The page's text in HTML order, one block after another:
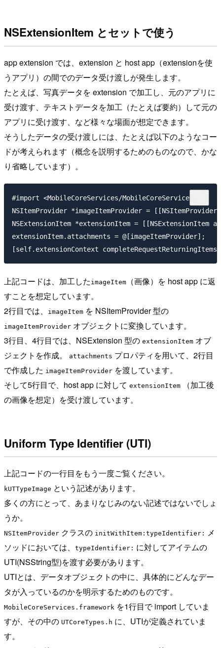
NSExtensionItem とセットで使う
app extension では、extension と host app（extensionを使
うアプリ）の間でのデータ受け渡しが発生します。
たとえば、写真データを extension で加工し、元のアプリに
受け渡す、テキストデータを加工（たとえば要約）して元の
アプリに受け渡す、など様々な場面が想定できます。
そうしたデータの受け渡しには、たとえば以下のようなコー
ドが考えられます（概念を説明するためのものなので、かな
り省略しています）。
#import <MobileCoreServices/MobileCoreServices.h>
NSItemProvider *imageItemProvider =
NSExtensionItem *extensionItem =
extensionItem.attachments = @[imageItemProvider];
上記コードは、加工した imageItem
（画像）を host app に返
すことを想定しています。
2行目では、
imageItem を NSItemProvider 型の
imageItemProvider オブジェクトに変換しています。
3行目、4行目では、NSExtension 型の extensionItem オブ
ジェクトを作成。
attachments プロパティを用いて、2行目
で作成した imageItemProvider を渡しています。
そして5行目で、host app に対して extensionItem
（加工後
の画像を想定）を受け渡しています。
Uniform Type Identifier (UTI)
上記コードの一行目をもう一度ご覧ください。
kUTTypeImage という記述があります。
多くの方にとって、あまりなじみのない記述ではないでしょ
うか。
NSItemProvider クラスの initWithItem:typeIdentifier: メ
ソッドにおいては、
typeIdentifier: に対してアイテムの
UTI(NSString型)を渡す必要があります。
UTIとは、データオブジェクトの中に、具体的にどんなデー
タが入っているのかを明示するためのものです。
MobileCoreServices.framework を1行目で import していま
すが、その中の UTCoreTypes.h に、UTIが定義されていま
す。